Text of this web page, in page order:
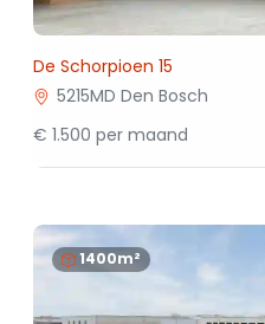
De Schorpioen 15
5215MD Den Bosch
€ 1.500 per maand
1400m²